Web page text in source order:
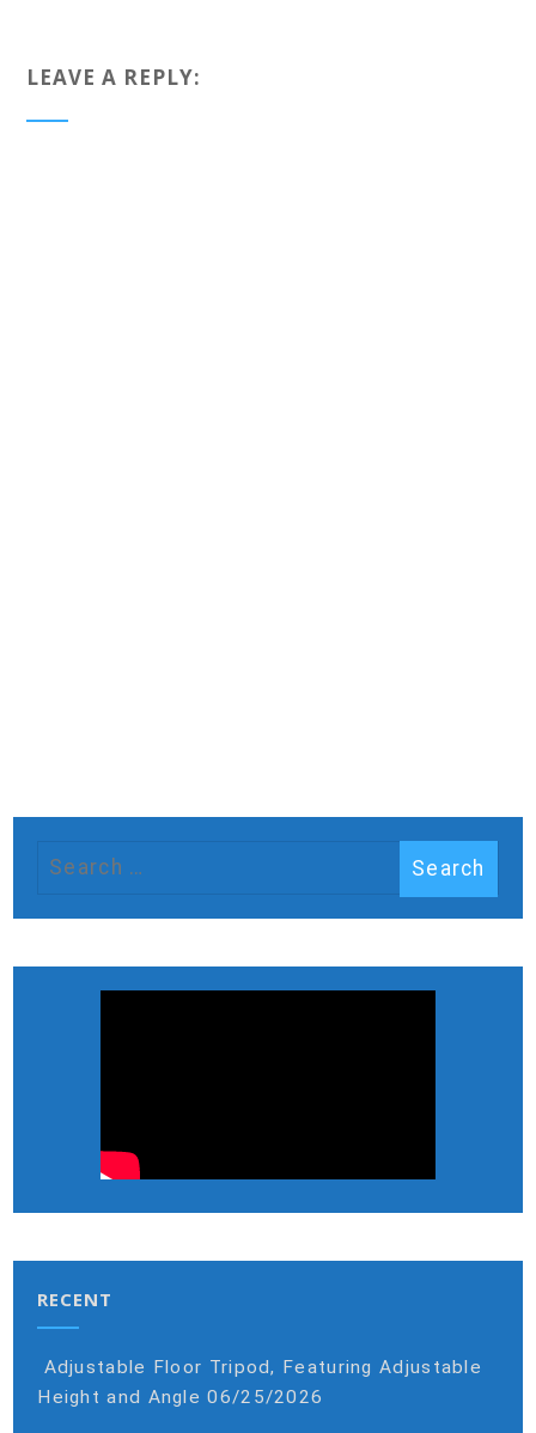
LEAVE A REPLY:
RECENT
Adjustable Floor Tripod, Featuring Adjustable
Height and Angle 06/25/2026